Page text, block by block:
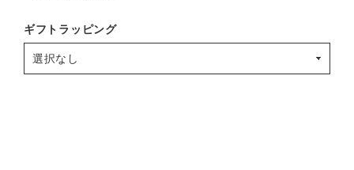
ギフトラッピング